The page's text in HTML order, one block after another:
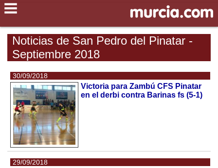
Noticias de San Pedro del Pinatar -
Septiembre 2018
30/09/2018
Victoria para Zambú CFS Pinatar
en el derbi contra Barinas fs (5-1)
29/09/2018